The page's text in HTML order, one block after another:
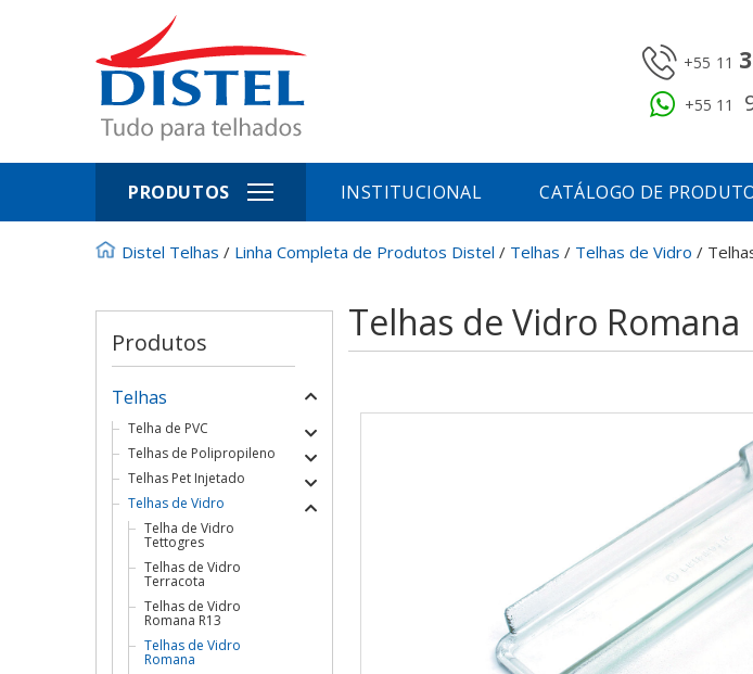
+55 11
+55 11
PRODUTOS INSTITUCIONAL CATÁLOGO DE
Distel Telhas / Linha Completa de Produtos Distel / Telhas / Telhas de Vidro /
Telhas de Vidro Romana
Produtos
Telhas
Telha de PVC
Telhas de Polipropileno
Telhas Pet Injetado
Telhas de Vidro
Telha de Vidro
Tettogres
Telhas de Vidro
Terracota
Telhas de Vidro
Romana R13
Telhas de Vidro
Romana